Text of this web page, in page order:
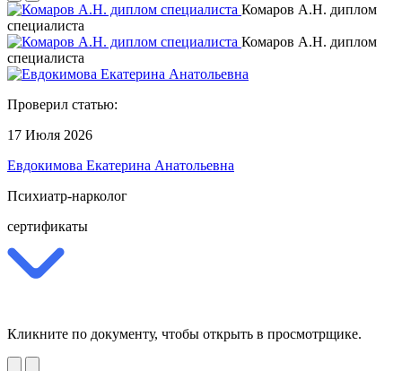
Комаров А.Н. диплом
специалиста
Комаров А.Н. диплом
специалиста
Проверил статью:
17 Июля 2026
Евдокимова Екатерина Анатольевна
Психиатр-нарколог
сертификаты
Кликните по документу, чтобы открыть в просмотрщике.